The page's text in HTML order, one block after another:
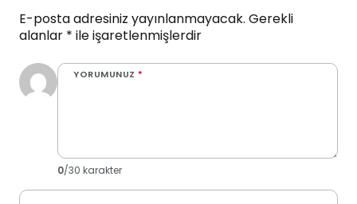
E-posta adresiniz yayınlanmayacak. Gerekli
alanlar * ile işaretlenmişlerdir
YORUMUNUZ *
0/30 karakter